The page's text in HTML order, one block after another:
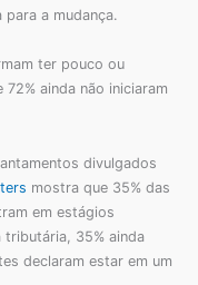
a mudança.
ter pouco ou
ainda não iniciaram
divulgados
mostra que 35% das
em estágios
35% ainda
declaram estar em um